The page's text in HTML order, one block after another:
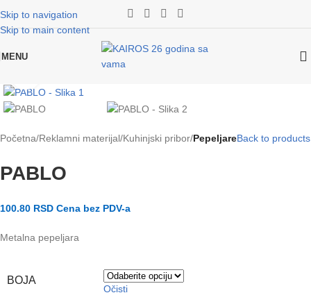
Skip to navigation
Skip to main content
MENU
Početna Reklamni materijal Kuhinjski pribor PepeljareBack to products
PABLO
100.80 RSD Cena bez PDV-a
Metalna pepeljara
BOJA
Očisti